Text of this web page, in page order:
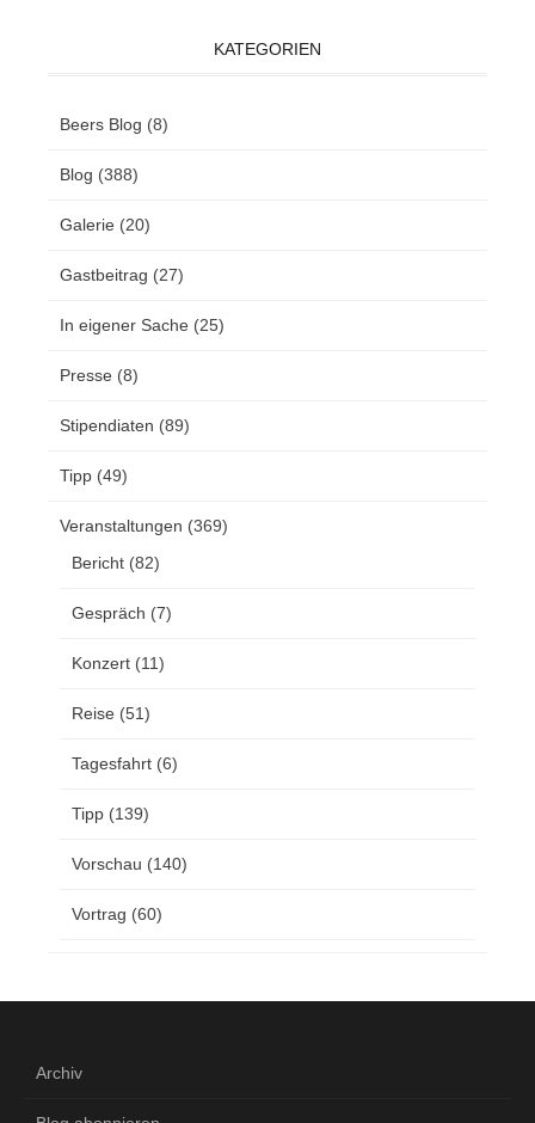
KATEGORIEN
Beers Blog (8)
Blog (388)
Galerie (20)
Gastbeitrag (27)
In eigener Sache (25)
Presse (8)
Stipendiaten (89)
Tipp (49)
Veranstaltungen (369)
Bericht (82)
Gespräch (7)
Konzert (11)
Reise (51)
Tagesfahrt (6)
Tipp (139)
Vorschau (140)
Vortrag (60)
Archiv